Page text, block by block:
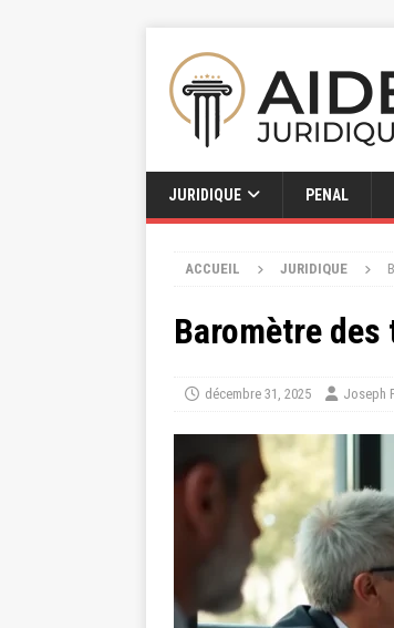
JURIDIQUE PENAL
ACCUEIL JURIDIQUE
Baromètre
décembre 31, 2025 Joseph